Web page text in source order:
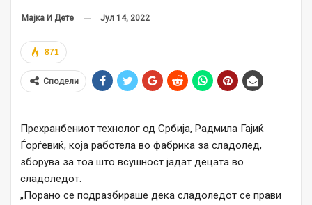
Мајка И Дете Јул 14, 2022
871
Сподели
Прехранбениот технолог од Србија, Радмила Гајиќ
Ѓорѓевиќ, која работела во фабрика за сладолед,
зборува за тоа што всушност јадат децата во
сладоледот.
„Порано се подразбираше дека сладоледот се прави